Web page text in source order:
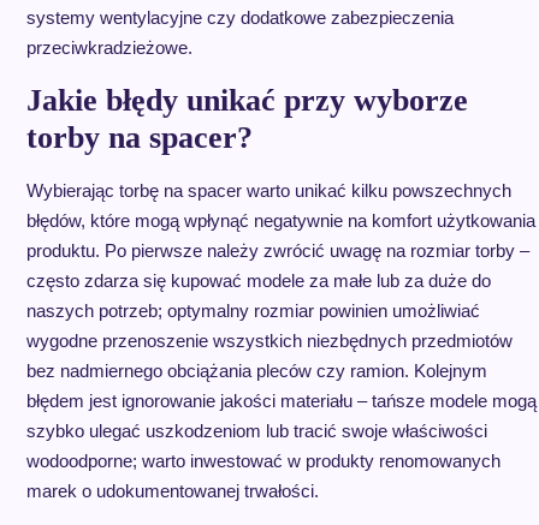
systemy wentylacyjne czy dodatkowe zabezpieczenia
przeciwkradzieżowe.
Jakie błędy unikać przy wyborze
torby na spacer?
Wybierając torbę na spacer warto unikać kilku powszechnych
błędów, które mogą wpłynąć negatywnie na komfort użytkowania
produktu. Po pierwsze należy zwrócić uwagę na rozmiar torby –
często zdarza się kupować modele za małe lub za duże do
naszych potrzeb; optymalny rozmiar powinien umożliwiać
wygodne przenoszenie wszystkich niezbędnych przedmiotów
bez nadmiernego obciążania pleców czy ramion. Kolejnym
błędem jest ignorowanie jakości materiału – tańsze modele mogą
szybko ulegać uszkodzeniom lub tracić swoje właściwości
wodoodporne; warto inwestować w produkty renomowanych
marek o udokumentowanej trwałości.